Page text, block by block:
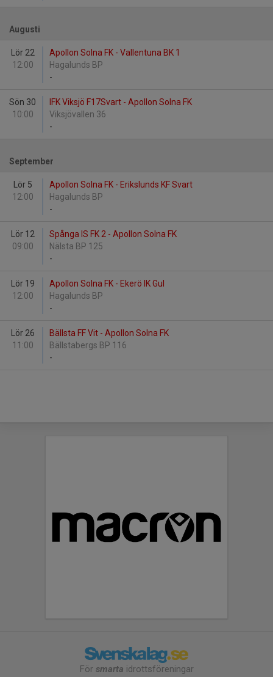
Augusti
Lör 22
12:00
Apollon Solna FK - Vallentuna BK 1
Hagalunds BP
-
Sön 30
10:00
IFK Viksjö F17Svart - Apollon Solna FK
Viksjövallen 36
-
September
Lör 5
12:00
Apollon Solna FK - Erikslunds KF Svart
Hagalunds BP
-
Lör 12
09:00
Spånga IS FK 2 - Apollon Solna FK
Nälsta BP 125
-
Lör 19
12:00
Apollon Solna FK - Ekerö IK Gul
Hagalunds BP
-
Lör 26
11:00
Bällsta FF Vit - Apollon Solna FK
Bällstabergs BP 116
-
För smarta idrottsföreningar